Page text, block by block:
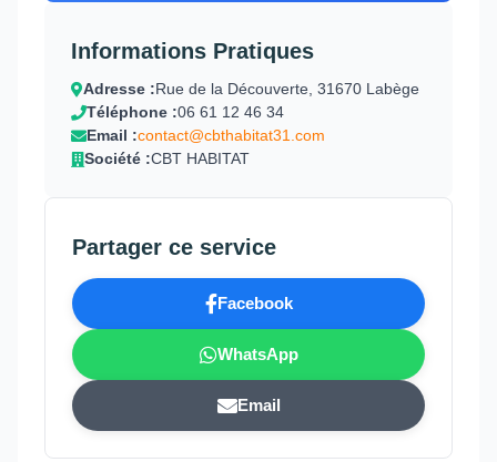
Informations Pratiques
Adresse :Rue de la Découverte, 31670 Labège
Téléphone :06 61 12 46 34
Email :contact@cbthabitat31.com
Société :CBT HABITAT
Partager ce service
Facebook
WhatsApp
Email